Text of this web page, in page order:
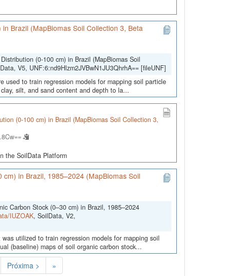
Brazil (MapBiomas Soil Collection 3, Beta
(0-100 cm) in Brazil (MapBiomas Soil
V5, UNF:6:nd9Hlzm2JVBwN1JU3QhrhA== [fileUNF]
used to train regression models for mapping soil particle
silt, and sand content and depth to la...
(0-100 cm) in Brazil (MapBiomas Soil Collection 3,
the SoilData Platform
in Brazil, 1985–2024 (MapBiomas Soil
Carbon Stock (0–30 cm) in Brazil, 1985–2024
IUZOAK, SoilData, V2,
utilized to train regression models for mapping soil
(baseline) maps of soil organic carbon stock...
Próxima > »